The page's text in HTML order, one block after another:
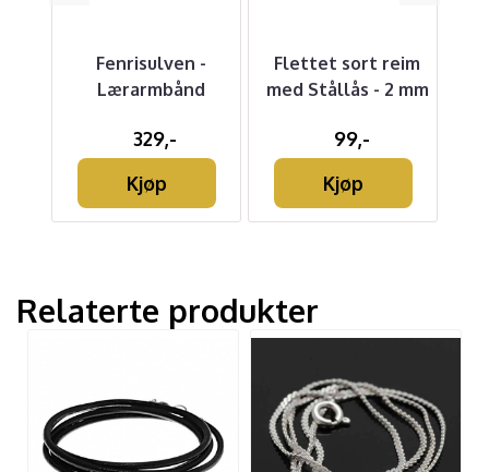
Fenrisulven -
Lærarmbånd
329,-
Kjøp
Flettet sort reim
med Stållås - 2 mm
99,-
Kjøp
Relaterte produkter